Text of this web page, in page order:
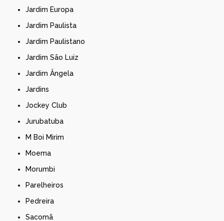
Jardim Europa
Jardim Paulista
Jardim Paulistano
Jardim São Luiz
Jardim Ângela
Jardins
Jockey Club
Jurubatuba
M Boi Mirim
Moema
Morumbi
Parelheiros
Pedreira
Sacomã